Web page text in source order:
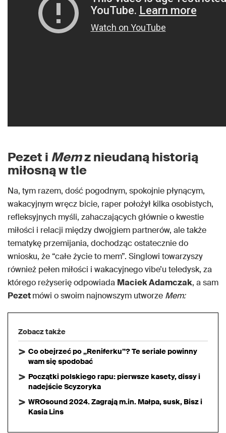
Pezet i Memz nieudaną historią
miłosną w tle
Na, tym razem, dość pogodnym, spokojnie płynącym,
wakacyjnym wręcz bicie, raper położył kilka osobistych,
refleksyjnych myśli, zahaczających głównie o kwestie
miłości i relacji między dwojgiem partnerów, ale także
tematykę przemijania, dochodząc ostatecznie do
wniosku, że “całe życie to mem”. Singlowi towarzyszy
również pełen miłości i wakacyjnego vibe’u teledysk, za
którego reżyserię odpowiada Maciek Adamczak, a sam
Pezetmówi o swoim najnowszym utworze Mem:
Zobacz także
Co obejrzeć po „Reniferku”? Te seriale powinny
wam się spodobać
Początki polskiego rapu: pierwsze kasety, dissy i
nadejście Scyzoryka
WROsound 2024. Zagrają m.in. Małpa, susk, Bisz i
Kasia Lins